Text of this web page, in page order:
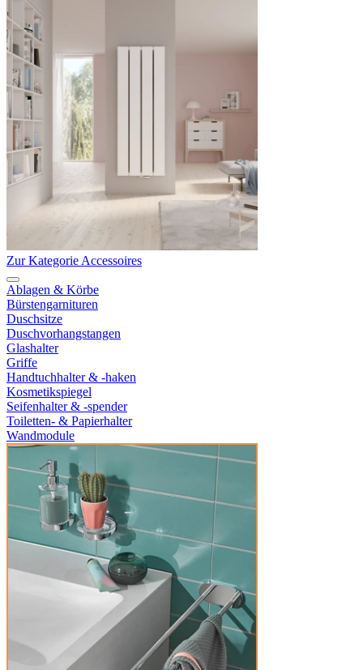
Zur Kategorie Accessoires
Ablagen & Körbe
Bürstengarnituren
Duschsitze
Duschvorhangstangen
Glashalter
Griffe
Handtuchhalter & -haken
Kosmetikspiegel
Seifenhalter & -spender
Toiletten- & Papierhalter
Wandmodule